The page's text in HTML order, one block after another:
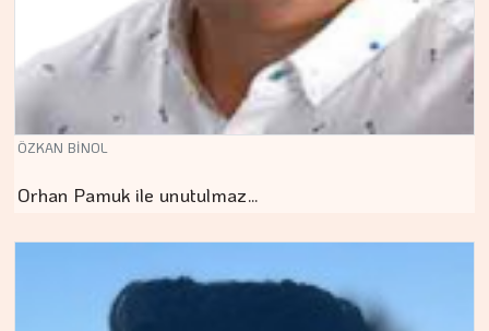
ÖZKAN BİNOL
Orhan Pamuk ile unutulmaz…